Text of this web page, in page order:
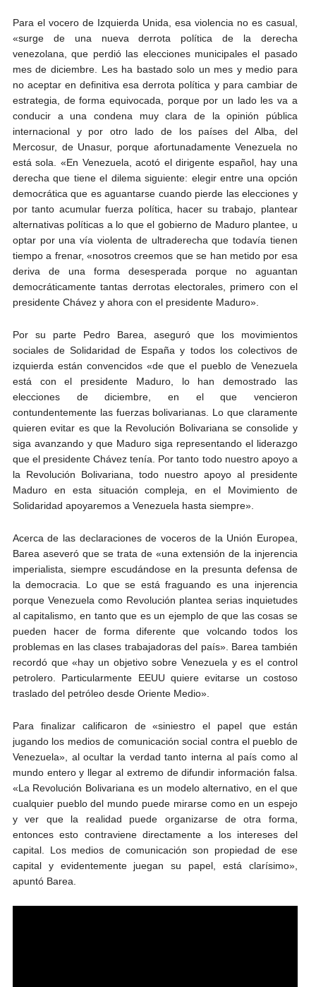
Para el vocero de Izquierda Unida, esa violencia no es casual,
«surge de una nueva derrota política de la derecha
venezolana, que perdió las elecciones municipales el pasado
mes de diciembre. Les ha bastado solo un mes y medio para
no aceptar en definitiva esa derrota política y para cambiar de
estrategia, de forma equivocada, porque por un lado les va a
conducir a una condena muy clara de la opinión pública
internacional y por otro lado de los países del Alba, del
Mercosur, de Unasur, porque afortunadamente Venezuela no
está sola. «En Venezuela, acotó el dirigente español, hay una
derecha que tiene el dilema siguiente: elegir entre una opción
democrática que es aguantarse cuando pierde las elecciones y
por tanto acumular fuerza política, hacer su trabajo, plantear
alternativas políticas a lo que el gobierno de Maduro plantee, u
optar por una vía violenta de ultraderecha que todavía tienen
tiempo a frenar, «nosotros creemos que se han metido por esa
deriva de una forma desesperada porque no aguantan
democráticamente tantas derrotas electorales, primero con el
presidente Chávez y ahora con el presidente Maduro».
Por su parte Pedro Barea, aseguró que los movimientos
sociales de Solidaridad de España y todos los colectivos de
izquierda están convencidos «de que el pueblo de Venezuela
está con el presidente Maduro, lo han demostrado las
elecciones de diciembre, en el que vencieron
contundentemente las fuerzas bolivarianas. Lo que claramente
quieren evitar es que la Revolución Bolivariana se consolide y
siga avanzando y que Maduro siga representando el liderazgo
que el presidente Chávez tenía. Por tanto todo nuestro apoyo a
la Revolución Bolivariana, todo nuestro apoyo al presidente
Maduro en esta situación compleja, en el Movimiento de
Solidaridad apoyaremos a Venezuela hasta siempre».
Acerca de las declaraciones de voceros de la Unión Europea,
Barea aseveró que se trata de «una extensión de la injerencia
imperialista, siempre escudándose en la presunta defensa de
la democracia. Lo que se está fraguando es una injerencia
porque Venezuela como Revolución plantea serias inquietudes
al capitalismo, en tanto que es un ejemplo de que las cosas se
pueden hacer de forma diferente que volcando todos los
problemas en las clases trabajadoras del país». Barea también
recordó que «hay un objetivo sobre Venezuela y es el control
petrolero. Particularmente EEUU quiere evitarse un costoso
traslado del petróleo desde Oriente Medio».
Para finalizar calificaron de «siniestro el papel que están
jugando los medios de comunicación social contra el pueblo de
Venezuela», al ocultar la verdad tanto interna al país como al
mundo entero y llegar al extremo de difundir información falsa.
«La Revolución Bolivariana es un modelo alternativo, en el que
cualquier pueblo del mundo puede mirarse como en un espejo
y ver que la realidad puede organizarse de otra forma,
entonces esto contraviene directamente a los intereses del
capital. Los medios de comunicación son propiedad de ese
capital y evidentemente juegan su papel, está clarísimo»,
apuntó Barea.